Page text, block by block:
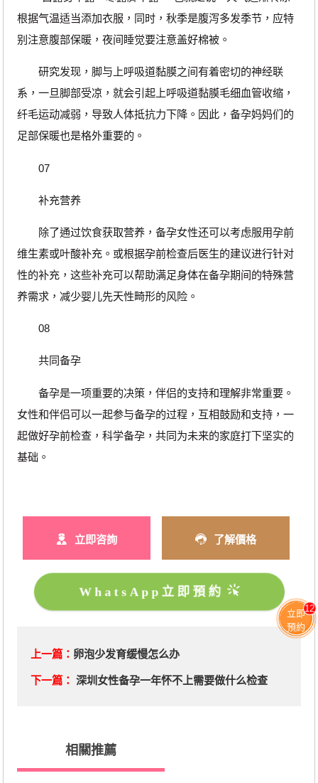
根据气温适当添加衣服，同时，秋季是腹泻多发季节，应特
别注意腹部保暖，夜间睡觉要注意盖好棉被。
研究发现，脚与上呼吸道黏膜之间有着密切的神经联
系，一旦脚部受凉，就会引起上呼吸道黏膜毛细血管收缩，
纤毛运动减弱，导致人体抵抗力下降。因此，备孕妈妈们的
足部保暖也是格外重要的。
07
补充营养
除了通过饮食获取营养，备孕女性还可以考虑服用孕前
维生素或叶酸补充。或根据孕前检查后医生的建议进行针对
性的补充，这些补充可以帮助满足身体在备孕期间的特殊营
养需求，减少婴儿先天性畸形的风险。
08
共同备孕
备孕是一项重要的决策，伴侣的支持和理解非常重要。
女性和伴侣可以一起参与备孕的过程，互相鼓励和支持，一
起做好孕前检查，科学备孕，共同为未来的家庭打下坚实的
基础。
立即咨詢 了解價格
WhatsApp立即預約
上一篇： 卵泡少发育缓慢怎么办
下一篇： 深圳女性备孕一年怀不上需要做什么检查
相關推薦
立即
預約
12